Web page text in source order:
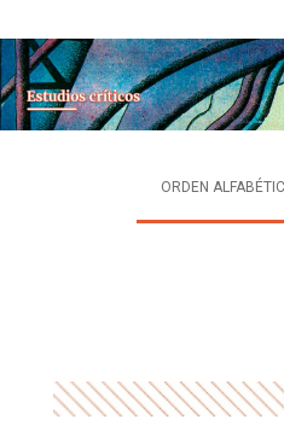
INTEGRANTES
ORDEN